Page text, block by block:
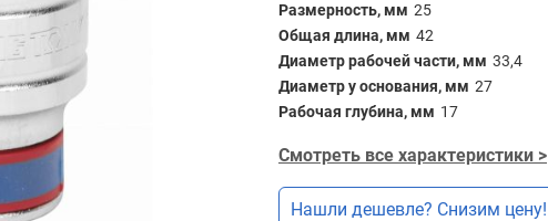
Размерность, мм 25
Общая длина, мм 42
Диаметр рабочей части, мм 33,4
Диаметр у основания, мм 27
Рабочая глубина, мм 17
Смотреть все характеристики >
Нашли дешевле? Снизим цену!